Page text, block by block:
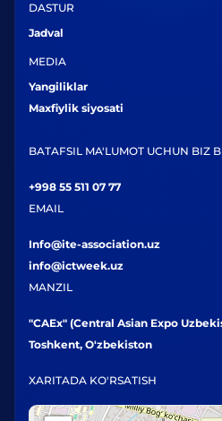
DASTUR
Jadval
MEDIA
Yangiliklar
Maxfiylik siyosati
BATAFSIL MA'LUMOT UCHUN BIZ
+998 55 511 07 77
EMAIL
Info@ite-association.uz
info@ictweek.uz
MANZIL
"CAEx" (Central Asian Expo
Toshkent, O'zbekiston
XARITADA KO'RSATISH